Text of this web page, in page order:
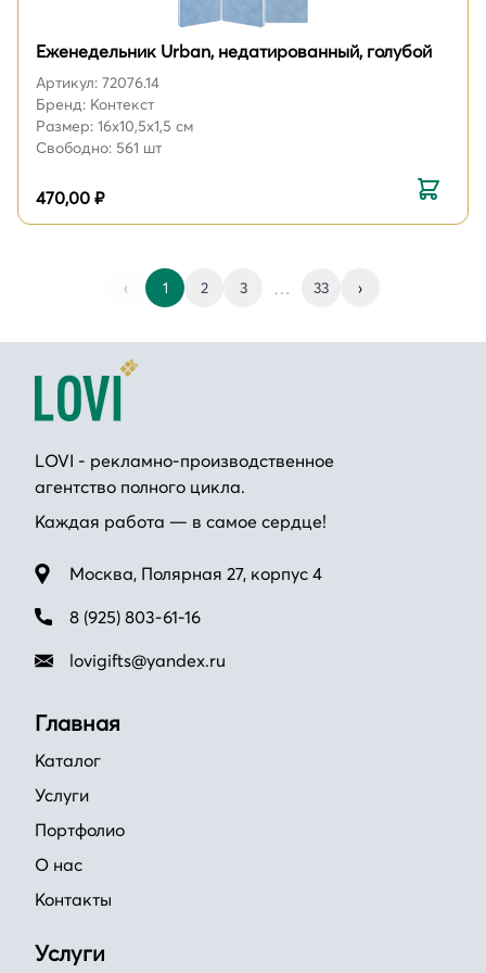
Еженедельник Urban, недатированный, голубой
Артикул: 72076.14
Бренд: Контекст
Размер: 16х10,5х1,5 см
Свободно: 561 шт
470,00 ₽
‹ 1 2 3 … 33 ›
LOVI - рекламно-производственное
агентство полного цикла.
Каждая работа — в самое сердце!
Москва, Полярная 27, корпус 4
8 (925) 803-61-16
lovigifts@yandex.ru
Главная
Каталог
Услуги
Портфолио
О нас
Контакты
Услуги